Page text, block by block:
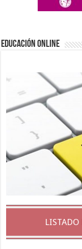
EDUCACIÓN ONLINE
LISTADO